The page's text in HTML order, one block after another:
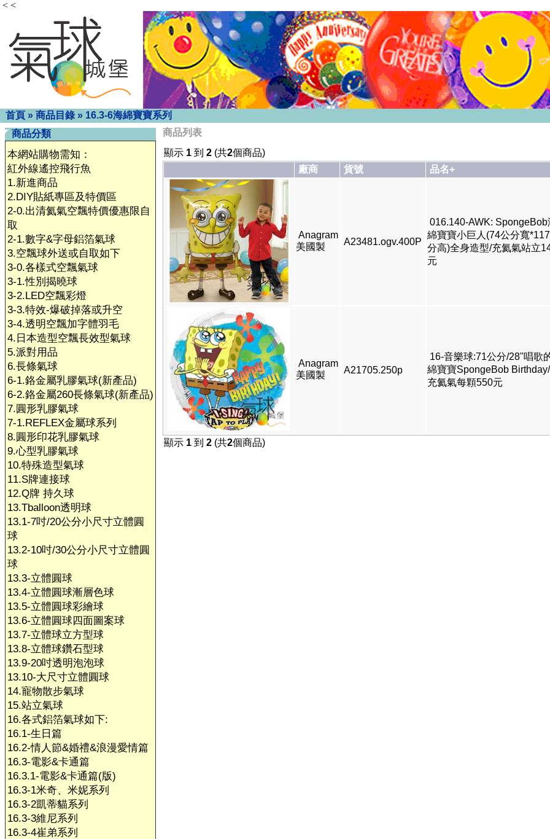
< <
首頁 » 商品目錄 » 16.3-6海綿寶寶系列
商品分類
本網站購物需知：
紅外線遙控飛行魚
1.新進商品
2.DIY貼紙專區及特價區
2-0.出清氦氣空飄特價優惠限自
取
2-1.數字&字母鋁箔氣球
3.空飄球外送或自取如下
3-0.各樣式空飄氣球
3-1.性別揭曉球
3-2.LED空飄彩燈
3-3.特效-爆破掉落或升空
3-4.透明空飄加字體羽毛
4.日本造型空飄長效型氣球
5.派對用品
6.長條氣球
6-1.鉻金屬乳膠氣球(新產品)
6-2.鉻金屬260長條氣球(新產品)
7.圓形乳膠氣球
7-1.REFLEX金屬球系列
8.圓形印花乳膠氣球
9.心型乳膠氣球
10.特殊造型氣球
11.S牌連接球
12.Q牌 持久球
13.Tballoon透明球
13.1-7吋/20公分小尺寸立體圓
球
13.2-10吋/30公分小尺寸立體圓
球
13.3-立體圓球
13.4-立體圓球漸層色球
13.5-立體圓球彩繪球
13.6-立體圓球四面圖案球
13.7-立體球立方型球
13.8-立體球鑽石型球
13.9-20吋透明泡泡球
13.10-大尺寸立體圓球
14.寵物散步氣球
15.站立氣球
16.各式鋁箔氣球如下:
16.1-生日篇
16.2-情人節&婚禮&浪漫愛情篇
16.3-電影&卡通篇
16.3.1-電影&卡通篇(版)
16.3-1米奇、米妮系列
16.3-2凱蒂貓系列
16.3-3維尼系列
16.3-4崔弟系列
商品列表
顯示 1 到 2 (共2個商品)
廠商
貨號 品名+
Anagram
美國製
A23481.ogv.400P
016.140-AWK: SpongeBob
綿寶寶小巨人(74公分寬
分高)全身造型/充氦氣站立
元
Anagram
美國製
A21705.250p
16-音樂球:71公分/28"唱歌
綿寶寶SpongeBob
充氦氣每顆550元
顯示 1 到 2 (共2個商品)